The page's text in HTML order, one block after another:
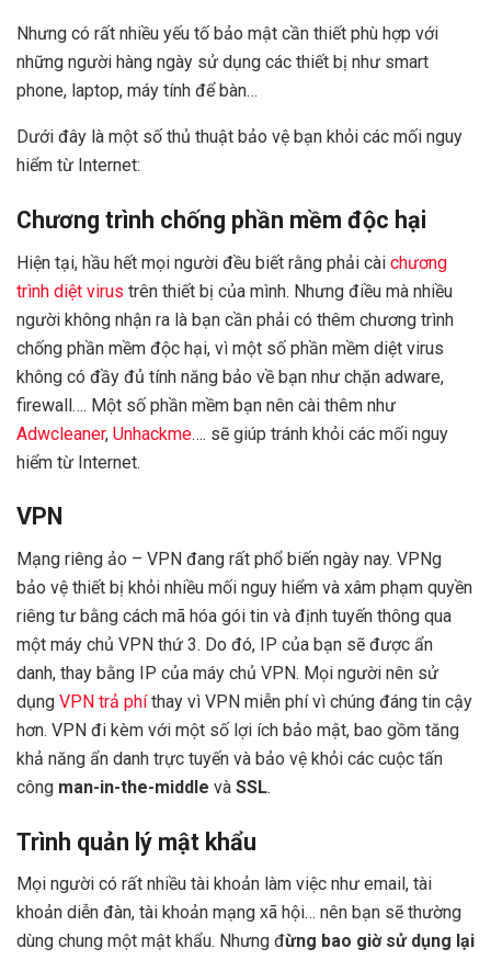
Nhưng có rất nhiều yếu tố bảo mật cần thiết phù hợp với
những người hàng ngày sử dụng các thiết bị như smart
phone, laptop, máy tính để bàn…
Dưới đây là một số thủ thuật bảo vệ bạn khỏi các mối nguy
hiểm từ Internet:
Chương trình chống phần mềm độc hại
Hiện tại, hầu hết mọi người đều biết rằng phải cài chương
trình diệt virus trên thiết bị của mình. Nhưng điều mà nhiều
người không nhận ra là bạn cần phải có thêm chương trình
chống phần mềm độc hại, vì một số phần mềm diệt virus
không có đầy đủ tính năng bảo về bạn như chặn adware,
firewall…. Một số phần mềm bạn nên cài thêm như
Adwcleaner, Unhackme…. sẽ giúp tránh khỏi các mối nguy
hiểm từ Internet.
VPN
Mạng riêng ảo – VPN đang rất phổ biến ngày nay. VPNg
bảo vệ thiết bị khỏi nhiều mối nguy hiểm và xâm phạm quyền
riêng tư bằng cách mã hóa gói tin và định tuyến thông qua
một máy chủ VPN thứ 3. Do đó, IP của bạn sẽ được ẩn
danh, thay bằng IP của máy chủ VPN. Mọi người nên sử
dụng VPN trả phíthay vì VPN miễn phí vì chúng đáng tin cậy
hơn. VPN đi kèm với một số lợi ích bảo mật, bao gồm tăng
khả năng ẩn danh trực tuyến và bảo vệ khỏi các cuộc tấn
công man-in-the-middle và SSL.
Trình quản lý mật khẩu
Mọi người có rất nhiều tài khoản làm việc như email, tài
khoản diễn đàn, tài khoản mạng xã hội… nên bạn sẽ thường
dùng chung một mật khẩu. Nhưng đừng bao giờ sử dụng lại